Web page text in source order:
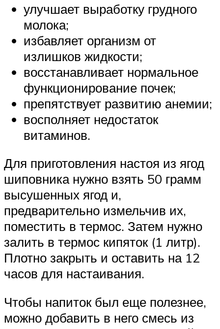
улучшает выработку грудного
молока;
избавляет организм от
излишков жидкости;
восстанавливает нормальное
функционирование почек;
препятствует развитию анемии;
восполняет недостаток
витаминов.
Для приготовления настоя из ягод
шиповника нужно взять 50 грамм
высушенных ягод и,
предварительно измельчив их,
поместить в термос. Затем нужно
залить в термос кипяток (1 литр).
Плотно закрыть и оставить на 12
часов для настаивания.
Чтобы напиток был еще полезнее,
можно добавить в него смесь из